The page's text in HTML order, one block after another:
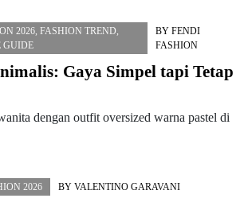
2026, FASHION TREND
GUIDE
BY FENDI
FASHION
Gaya Simpel tapi Tetap
dengan outfit oversized warna pastel di
2026 BY VALENTINO GARAVANI